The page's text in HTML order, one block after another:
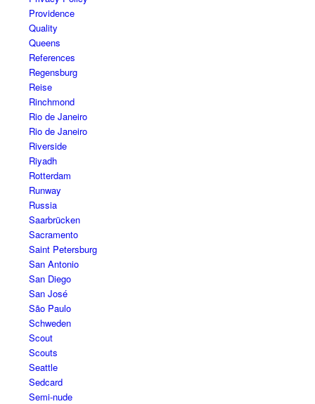
Providence
Quality
Queens
References
Regensburg
Reise
Rinchmond
Rio de Janeiro
Rio de Janeiro
Riverside
Riyadh
Rotterdam
Runway
Russia
Saarbrücken
Sacramento
Saint Petersburg
San Antonio
San Diego
San José
São Paulo
Schweden
Scout
Scouts
Seattle
Sedcard
Semi-nude